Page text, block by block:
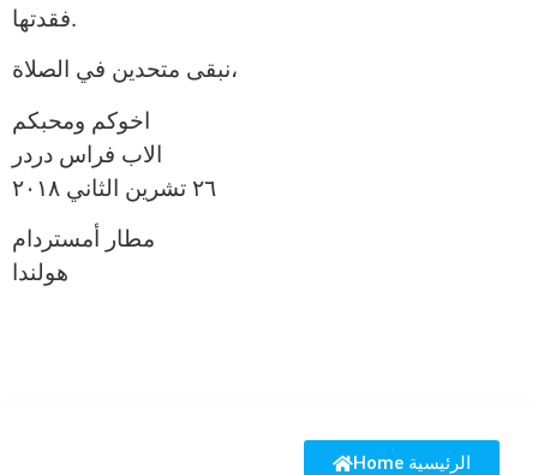
فقدتها.
نبقى متحدين في الصلاة،
اخوكم ومحبكم
الاب فراس دردر
٢٦ تشرين الثاني ٢٠١٨
مطار أمستردام
هولندا
Home الرئيسية